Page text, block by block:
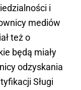
i
mediów
też o
będą miały
odzyskania
Sługi